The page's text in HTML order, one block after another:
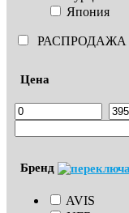
Япония
РАСПРОДАЖА
Цена
Бренд
AVIS